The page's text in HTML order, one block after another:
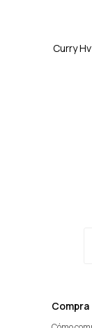
Curry
Compra